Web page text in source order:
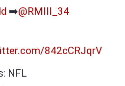
➡️@RMIII_34
842cCRJqrV
NFL